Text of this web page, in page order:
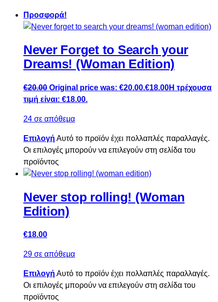
Προσφορά!
Never Forget to Search your
Dreams! (Woman Edition)
€20.00 Original price was: €20.00.€18.00Η τρέχουσα
τιμή είναι: €18.00.
24 σε απόθεμα
Επιλογή Αυτό το προϊόν έχει πολλαπλές παραλλαγές.
Οι επιλογές μπορούν να επιλεγούν στη σελίδα του
προϊόντος
Never stop rolling! (Woman
Edition)
€18.00
29 σε απόθεμα
Επιλογή Αυτό το προϊόν έχει πολλαπλές παραλλαγές.
Οι επιλογές μπορούν να επιλεγούν στη σελίδα του
προϊόντος